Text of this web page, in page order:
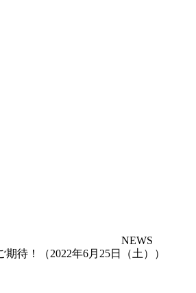
NEWS
待！（2022年6月25日（土））